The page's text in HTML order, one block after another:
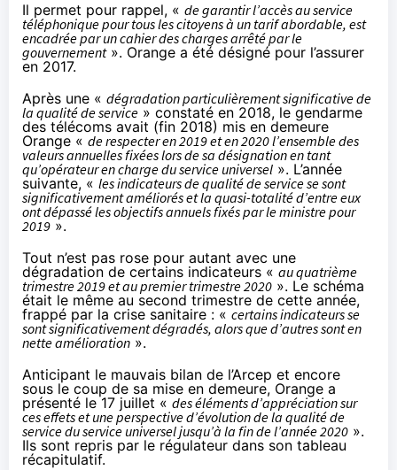
Il permet pour rappel, « de garantir l’accès au service
téléphonique pour tous les citoyens à un tarif abordable, est
encadrée par un cahier des charges arrêté par le
gouvernement». Orange a été désigné pour l’assurer
en 2017.
Après une « dégradation particulièrement significative de
la qualité de service » constaté en 2018, le gendarme
des télécoms avait (fin 2018) mis en demeure
Orange « de respecter en 2019 et en 2020 l’ensemble des
valeurs annuelles fixées lors de sa désignation en tant
qu’opérateur en charge du service universel ». L’année
suivante, « les indicateurs de qualité de service se sont
significativement améliorés et la quasi-totalité d’entre eux
ont dépassé les objectifs annuels fixés par le ministre pour
2019 ».
Tout n’est pas rose pour autant avec une
dégradation de certains indicateurs « au quatrième
trimestre 2019 et au premier trimestre 2020 ». Le schéma
était le même au second trimestre de cette année,
frappé par la crise sanitaire : « certains indicateurs se
sont significativement dégradés, alors que d’autres sont en
nette amélioration ».
Anticipant le mauvais bilan de l’Arcep et encore
sous le coup de sa mise en demeure, Orange a
présenté le 17 juillet « des éléments d’appréciation sur
ces effets et une perspective d’évolution de la qualité de
service du service universel jusqu’à la fin de l’année 2020 ».
Ils sont repris par le régulateur dans son tableau
récapitulatif.